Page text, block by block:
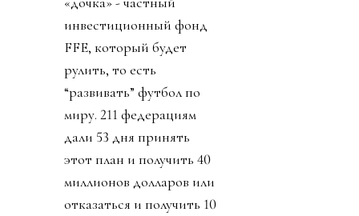
инвестиционный фонд
FFE, который будет
рулить, то есть
“развивать” футбол по
миру. 211 федерациям
дали 53 дня принять
этот план и получить 40
миллионов долларов или
отказаться и получить 10